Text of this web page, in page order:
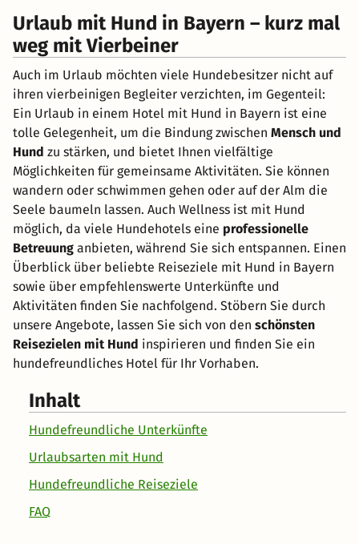
Urlaub mit Hund in Bayern – kurz mal
weg mit Vierbeiner
Auch im Urlaub möchten viele Hundebesitzer nicht auf
ihren vierbeinigen Begleiter verzichten, im Gegenteil:
Ein Urlaub in einem Hotel mit Hund in Bayern ist eine
tolle Gelegenheit, um die Bindung zwischen Mensch und
Hund zu stärken, und bietet Ihnen vielfältige
Möglichkeiten für gemeinsame Aktivitäten. Sie können
wandern oder schwimmen gehen oder auf der Alm die
Seele baumeln lassen. Auch Wellness ist mit Hund
möglich, da viele Hundehotels eine professionelle
Betreuung anbieten, während Sie sich entspannen. Einen
Überblick über beliebte Reiseziele mit Hund in Bayern
sowie über empfehlenswerte Unterkünfte und
Aktivitäten finden Sie nachfolgend. Stöbern Sie durch
unsere Angebote, lassen Sie sich von den schönsten
Reisezielen mit Hund inspirieren und finden Sie ein
hundefreundliches Hotel für Ihr Vorhaben.
Inhalt
Hundefreundliche Unterkünfte
Urlaubsarten mit Hund
Hundefreundliche Reiseziele
FAQ